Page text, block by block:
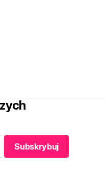
Subskrybuj
Subskrybuj